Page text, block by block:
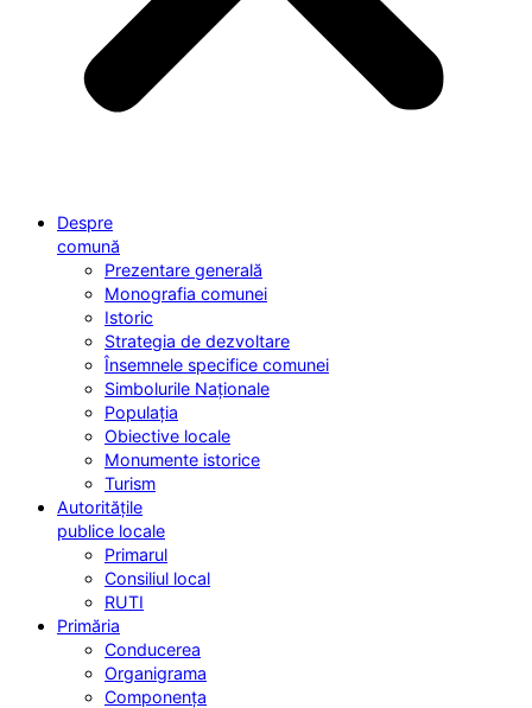
Despre
comună
Prezentare generală
Monografia comunei
Istoric
Strategia de dezvoltare
Însemnele specifice comunei
Simbolurile Naționale
Populația
Obiective locale
Monumente istorice
Turism
Autoritățile
publice locale
Primarul
Consiliul local
RUTI
Primăria
Conducerea
Organigrama
Componența